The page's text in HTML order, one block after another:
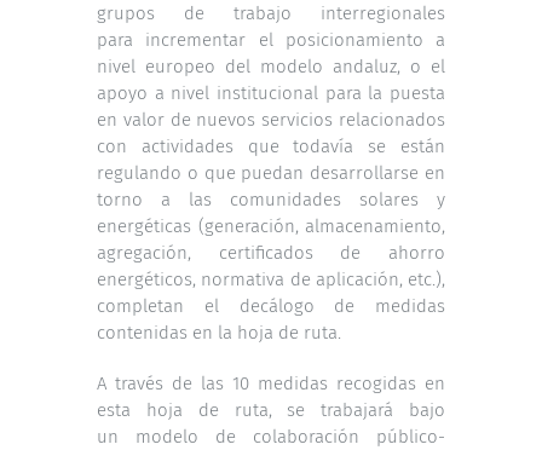
grupos de trabajo interregionales
para incrementar el posicionamiento a
nivel europeo del modelo andaluz, o el
apoyo a nivel institucional para la puesta
en valor de nuevos servicios relacionados
con actividades que todavía se están
regulando o que puedan desarrollarse en
torno a las comunidades solares y
energéticas (generación, almacenamiento,
agregación, certificados de ahorro
energéticos, normativa de aplicación, etc.),
completan el decálogo de medidas
contenidas en la hoja de ruta.
A través de las 10 medidas recogidas en
esta hoja de ruta, se trabajará bajo
un modelo de colaboración público-